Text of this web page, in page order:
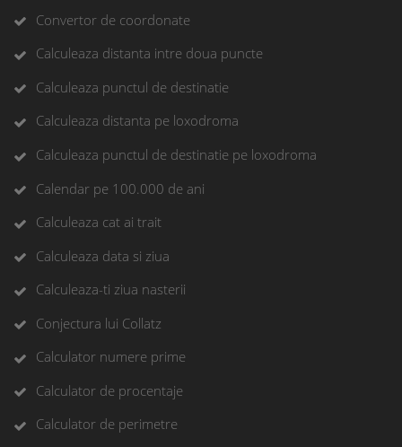
Convertor de coordonate
Calculeaza distanta intre doua puncte
Calculeaza punctul de destinatie
Calculeaza distanta pe loxodroma
Calculeaza punctul de destinatie pe loxodroma
Calendar pe 100.000 de ani
Calculeaza cat ai trait
Calculeaza data si ziua
Calculeaza-ti ziua nasterii
Conjectura lui Collatz
Calculator numere prime
Calculator de procentaje
Calculator de perimetre